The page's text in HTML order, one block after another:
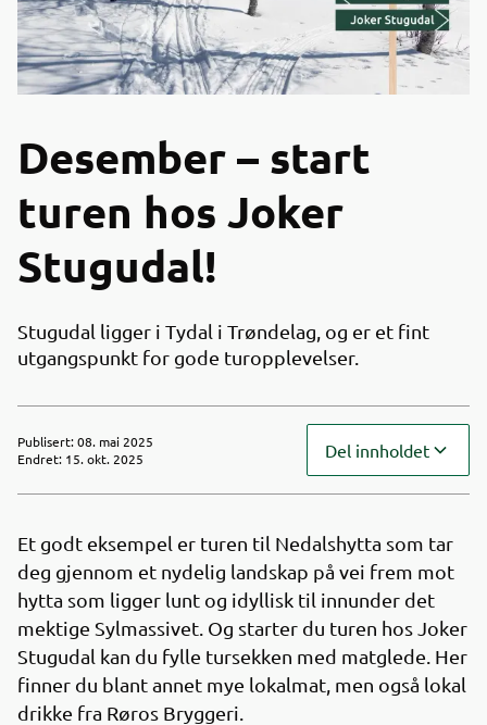
Desember – start
turen hos Joker
Stugudal!
Stugudal ligger i Tydal i Trøndelag, og er et fint
utgangspunkt for gode turopplevelser.
Publisert:08. mai 2025
Endret: 15. okt. 2025 Del innholdet
Et godt eksempel er turen til Nedalshytta som tar
deg gjennom et nydelig landskap på vei frem mot
hytta som ligger lunt og idyllisk til innunder det
mektige Sylmassivet. Og starter du turen hos Joker
Stugudal kan du fylle tursekken med matglede. Her
finner du blant annet mye lokalmat, men også lokal
drikke fra Røros Bryggeri.